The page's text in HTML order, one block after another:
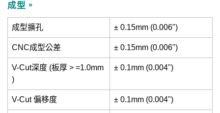
成型。
成型擴孔 ± 0.15mm (0.006")
CNC成型公差 ± 0.15mm (0.006")
V-Cut深度 (板厚 > =1.0mm
)
± 0.1mm (0.004")
V-Cut 偏移度 ± 0.1mm (0.004")